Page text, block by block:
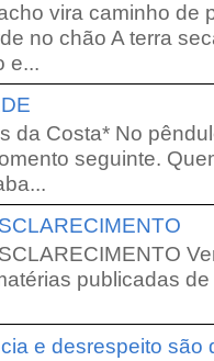
vira caminho de
no chão A terra
e...
da Costa* No
seguinte.
publicadas
e desrespeito são